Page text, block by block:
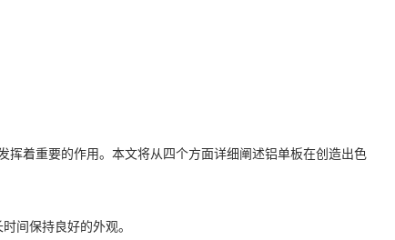
着重要的作用。本文将从四个方面详细阐述铝单板在创造出色
间保持良好的外观。